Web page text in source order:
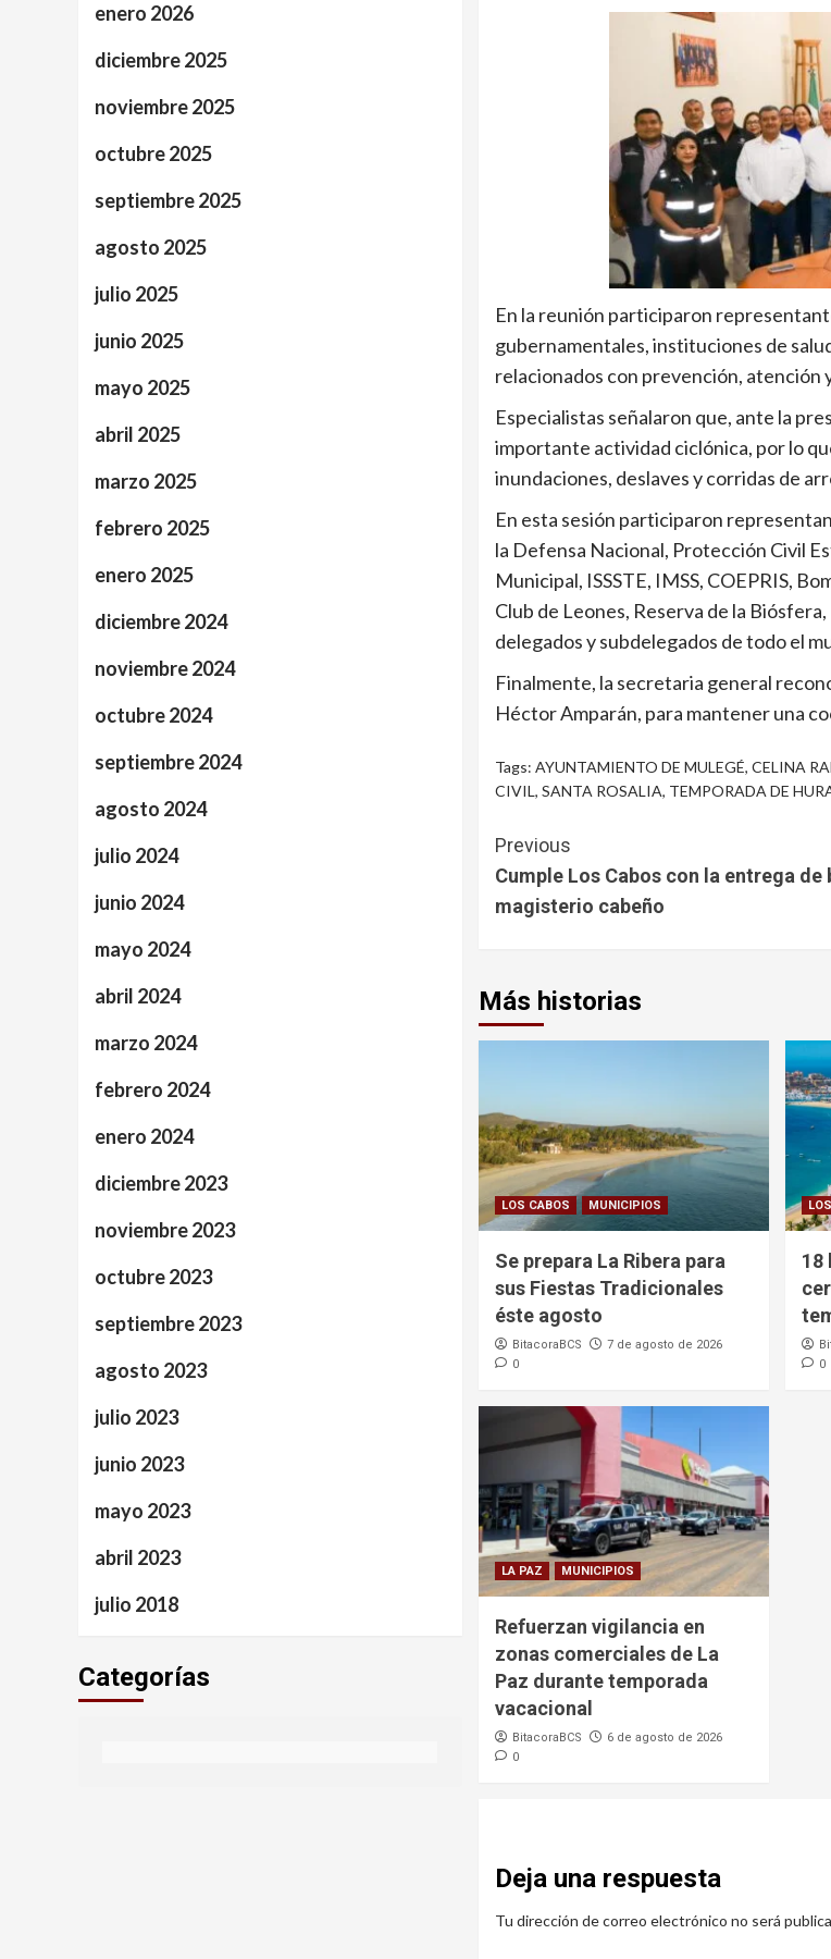
En la reunión participaron
gubernamentales, instituciones de
relacionados con prevención,
Especialistas señalaron que, ante la
importante actividad ciclónica, por lo
inundaciones, deslaves y corridas de
En esta sesión participaron
la Defensa Nacional, Protección Civil
Municipal, ISSSTE, IMSS, COEPRIS,
Club de Leones, Reserva de la
delegados y subdelegados de todo el
Finalmente, la secretaria general
Héctor Amparán, para mantener una
Tags: AYUNTAMIENTO DE MULEGÉ, CELINA
CIVIL, SANTA ROSALIA, TEMPORADA DE
Continue
Reading
Previous
Cumple Los Cabos con la entrega de
magisterio cabeño
Más historias
LOS CABOS MUNICIPIOS
Se prepara La Ribera para
sus Fiestas Tradicionales
éste agosto
BitacoraBCS
7 de agosto de 2026
0
18
0
LA PAZ MUNICIPIOS
Refuerzan vigilancia en
zonas comerciales de La
Paz durante temporada
vacacional
BitacoraBCS
6 de agosto de 2026
0
Deja una respuesta
Tu dirección de correo electrónico no será
enero 2026
diciembre 2025
noviembre 2025
octubre 2025
septiembre 2025
agosto 2025
julio 2025
junio 2025
mayo 2025
abril 2025
marzo 2025
febrero 2025
enero 2025
diciembre 2024
noviembre 2024
octubre 2024
septiembre 2024
agosto 2024
julio 2024
junio 2024
mayo 2024
abril 2024
marzo 2024
febrero 2024
enero 2024
diciembre 2023
noviembre 2023
octubre 2023
septiembre 2023
agosto 2023
julio 2023
junio 2023
mayo 2023
abril 2023
julio 2018
Categorías